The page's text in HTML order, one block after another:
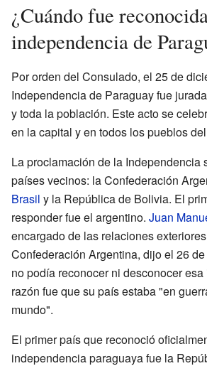
¿Cuándo fue
independencia de
Por orden del Consulado, el 25 de
Independencia de Paraguay fue
y toda la población. Este acto se
en la capital y en todos los pueblos
La proclamación de la Independencia
países vecinos: la Confederación
Brasil y la República de Bolivia. El
responder fue el argentino. Juan
encargado de las relaciones
Confederación Argentina, dijo el 26
no podía reconocer ni desconocer
razón fue que su país estaba "en
mundo".
El primer país que reconoció
independencia paraguaya fue la